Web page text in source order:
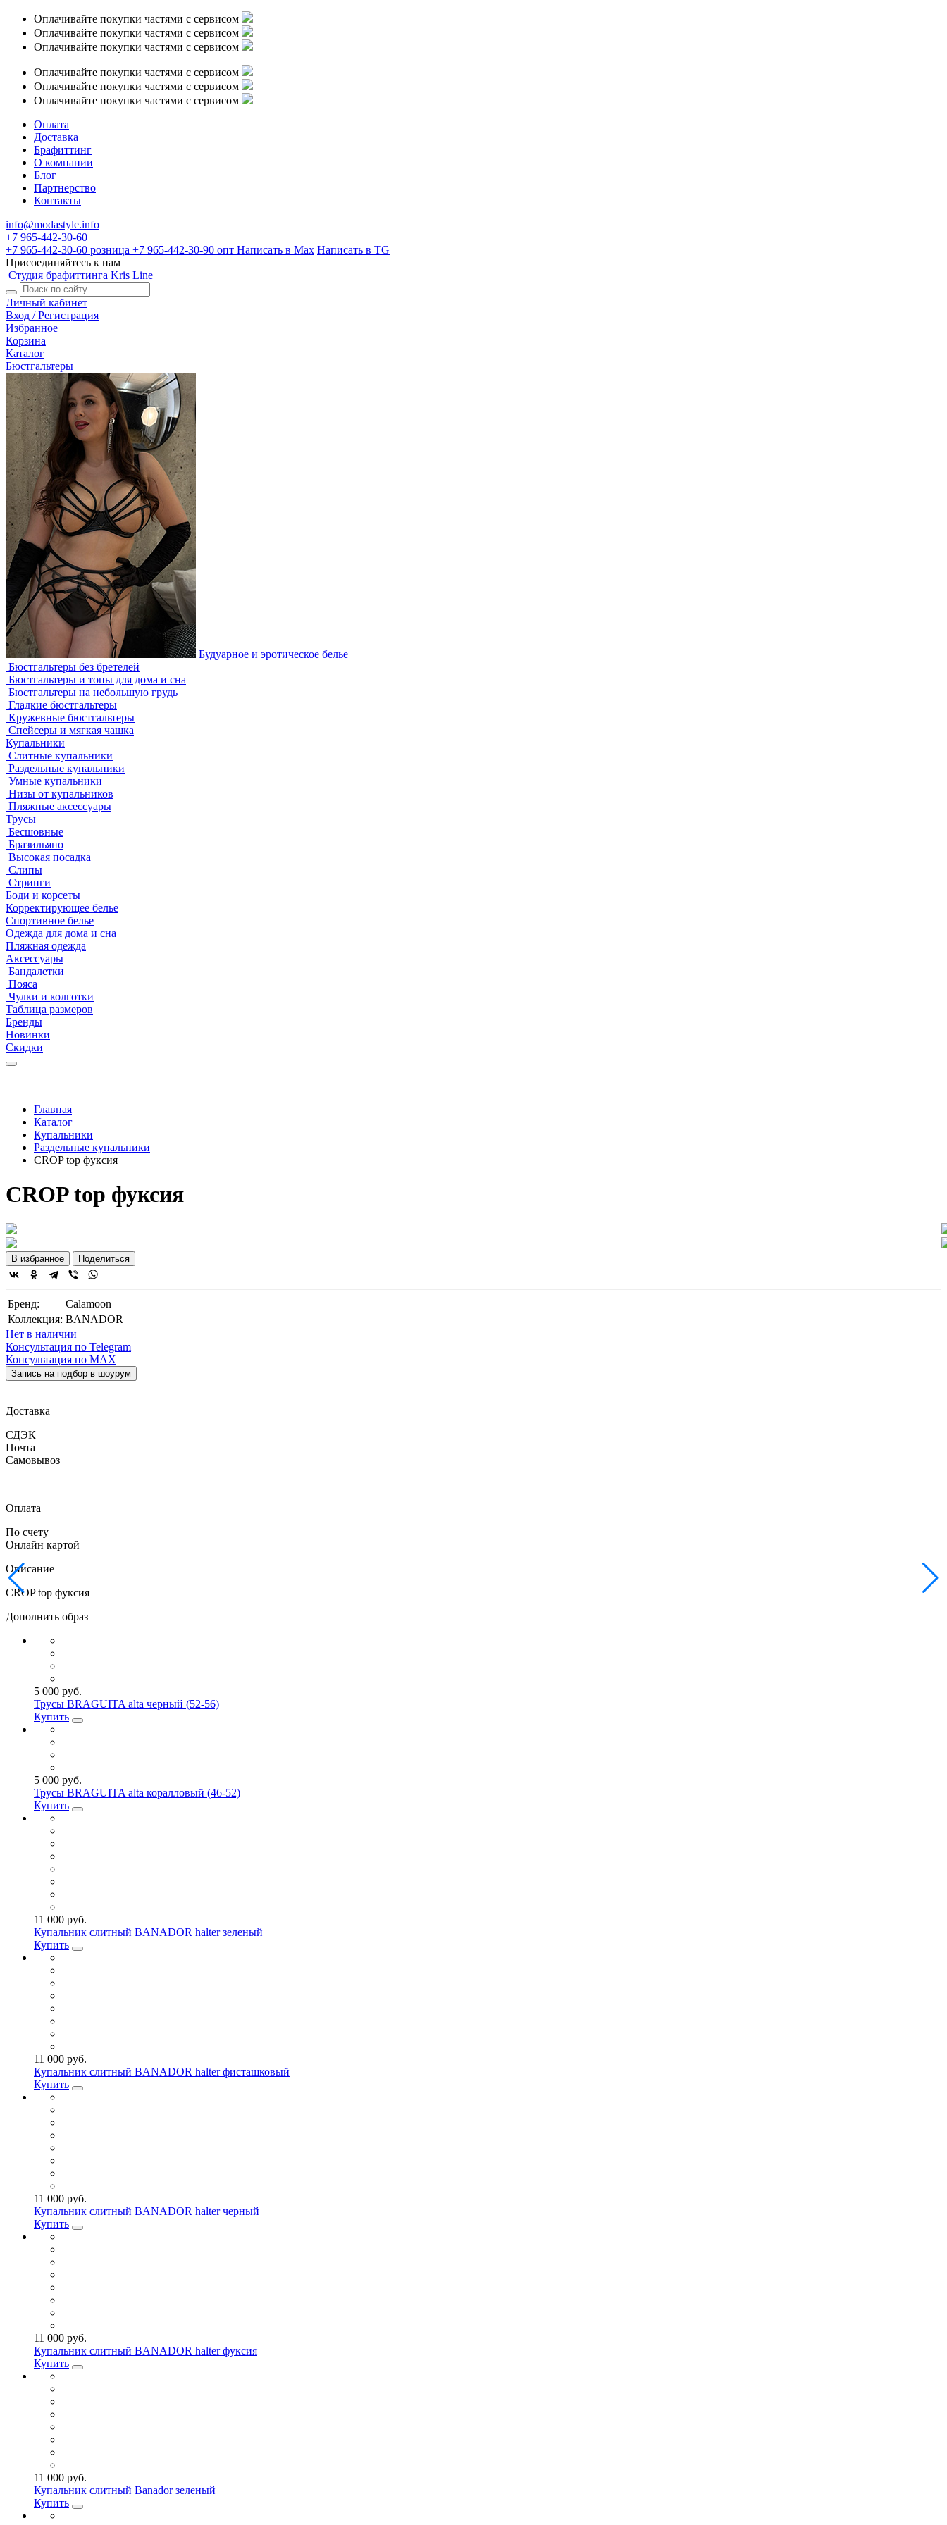
Оплачивайте покупки частями с сервисом
Оплачивайте покупки частями с сервисом
Оплачивайте покупки частями с сервисом
Оплачивайте покупки частями с сервисом
Оплачивайте покупки частями с сервисом
Оплачивайте покупки частями с сервисом
Оплата
Доставка
Брафиттинг
О компании
Блог
Партнерство
Контакты
info@modastyle.info
+7 965-442-30-60
+7 965-442-30-60 розница +7 965-442-30-90 опт Написать в Max Написать в TG
Присоединяйтесь к нам
Студия брафиттинга Kris Line
Личный кабинет
Вход / Регистрация
Избранное
Корзина
Каталог
Бюстгальтеры
Будуарное и эротическое белье
Бюстгальтеры без бретелей
Бюстгальтеры и топы для дома и сна
Бюстгальтеры на небольшую грудь
Гладкие бюстгальтеры
Кружевные бюстгальтеры
Спейсеры и мягкая чашка
Купальники
Слитные купальники
Раздельные купальники
Умные купальники
Низы от купальников
Пляжные аксессуары
Трусы
Бесшовные
Бразильяно
Высокая посадка
Слипы
Стринги
Боди и корсеты
Корректирующее белье
Спортивное белье
Одежда для дома и сна
Пляжная одежда
Аксессуары
Бандалетки
Пояса
Чулки и колготки
Таблица размеров
Бренды
Новинки
Скидки
Главная
Каталог
Купальники
Раздельные купальники
CROP top фуксия
CROP top фуксия
В избранное Поделиться
Бренд:
Calamoon
Коллекция: BANADOR
Нет в наличии
Консультация по Telegram
Консультация по MAX
Запись на подбор в шоурум
Доставка
СДЭК
Почта
Самовывоз
Оплата
По счету
Онлайн картой
Описание
CROP top фуксия
Дополнить образ
5 000 руб.
Трусы BRAGUITA alta черный (52-56)
Купить
5 000 руб.
Трусы BRAGUITA alta коралловый (46-52)
Купить
11 000 руб.
Купальник слитный BANADOR halter зеленый
Купить
11 000 руб.
Купальник слитный BANADOR halter фисташковый
Купить
11 000 руб.
Купальник слитный BANADOR halter черный
Купить
11 000 руб.
Купальник слитный BANADOR halter фуксия
Купить
11 000 руб.
Купальник слитный Banador зеленый
Купить